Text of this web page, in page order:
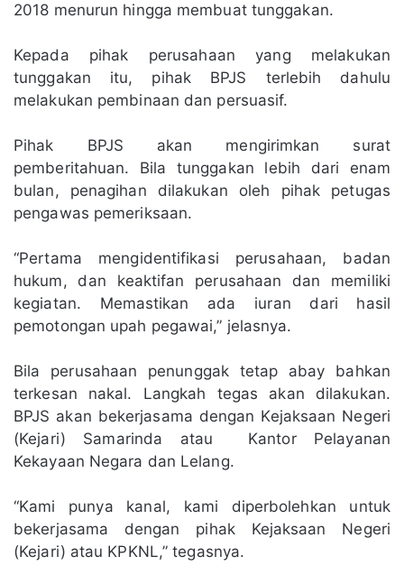
2018 menurun hingga membuat tunggakan.
Kepada pihak perusahaan yang melakukan
tunggakan itu, pihak BPJS terlebih dahulu
melakukan pembinaan dan persuasif.
Pihak BPJS akan mengirimkan surat
pemberitahuan. Bila tunggakan lebih dari enam
bulan, penagihan dilakukan oleh pihak petugas
pengawas pemeriksaan.
“Pertama mengidentifikasi perusahaan, badan
hukum, dan keaktifan perusahaan dan memiliki
kegiatan. Memastikan ada iuran dari hasil
pemotongan upah pegawai,” jelasnya.
Bila perusahaan penunggak tetap abay bahkan
terkesan nakal. Langkah tegas akan dilakukan.
BPJS akan bekerjasama dengan Kejaksaan Negeri
(Kejari) Samarinda atau Kantor Pelayanan
Kekayaan Negara dan Lelang.
“Kami punya kanal, kami diperbolehkan untuk
bekerjasama dengan pihak Kejaksaan Negeri
(Kejari) atau KPKNL,” tegasnya.